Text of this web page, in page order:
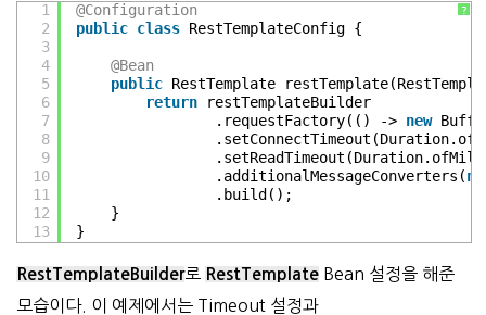
?
1
2
3
4
5
6
7
8
9
10
11
12
13
@Configuration
public class RestTemplateConfig {
@Bean
public RestTemplate
return
restTemplateBuilder
.requestFactory(() -> new
.additionalMessageConverters(
.build();
}
}
RestTemplateBuilder로 RestTemplate Bean 설정을 해준
모습이다. 이 예제에서는 Timeout 설정과